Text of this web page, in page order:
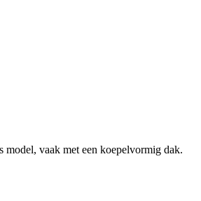
model, vaak met een koepelvormig dak.